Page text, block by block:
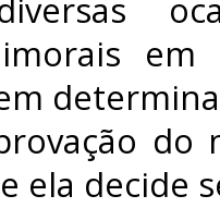
imorais
ela decide